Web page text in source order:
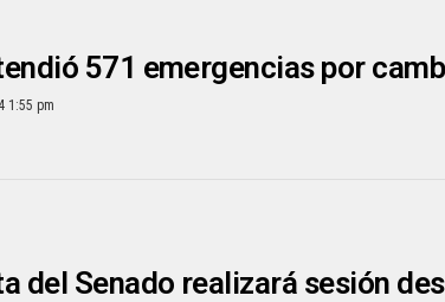
571 emergencias por
1:55 pm
del Senado realizará sesión